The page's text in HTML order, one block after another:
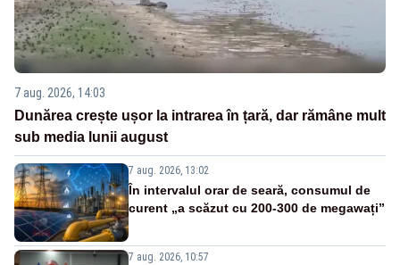
7 aug. 2026, 14:03
Dunărea crește ușor la intrarea în țară, dar rămâne mult
sub media lunii august
7 aug. 2026, 13:02
În intervalul orar de seară, consumul de
curent „a scăzut cu 200-300 de megawați”
7 aug. 2026, 10:57